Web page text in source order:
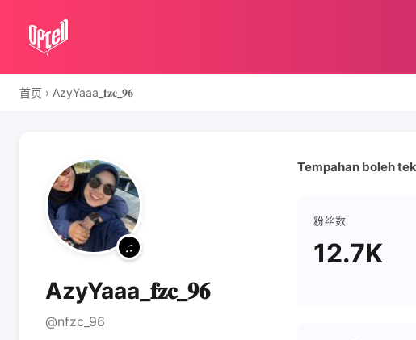
首页 › AzyYaaa_𝐟𝐳𝐜_𝟗𝟔
AzyYaaa_𝐟𝐳𝐜_𝟗𝟔
@nfzc_96
Tempahan boleh
粉丝数
12.7K